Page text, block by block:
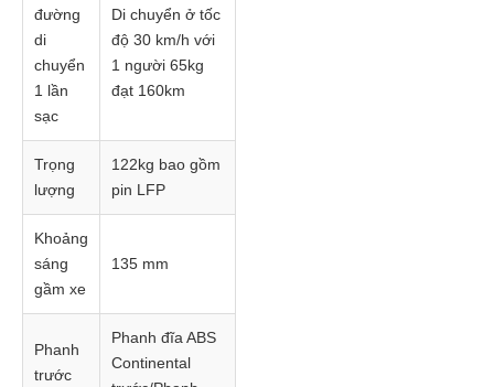
đường
di
chuyển
1 lần
sạc
Di chuyển ở tốc
độ 30 km/h với
1 người 65kg
đạt 160km
Trọng
lượng
122kg bao gồm
pin LFP
Khoảng
sáng
gầm xe
135 mm
Phanh
trước
Phanh đĩa ABS
Continental